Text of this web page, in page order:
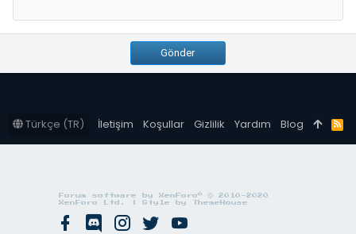
Gönder
Türkçe (TR) İletişim Koşullar Gizlilik Yardım Blog
R
S
S
Forum software by XenForo ®
© 2010-2020
XenForo Ltd.
Style by ThemeHouse